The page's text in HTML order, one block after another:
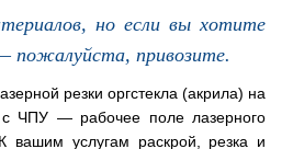
но если вы хотите
пожалуйста, привозите.
резки оргстекла (акрила) на
с ЧПУ — рабочее поле лазерного
вашим услугам раскрой, резка и